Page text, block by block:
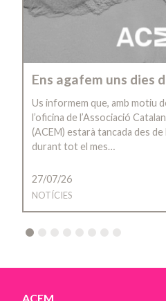
Ens agafem uns dies
Us informem que, amb motiu
l’oficina de l’Associació
(ACEM) estarà tancada des de
durant tot el mes…
27/07/26
NOTÍCIES
4 5 6 7 8
ACEM